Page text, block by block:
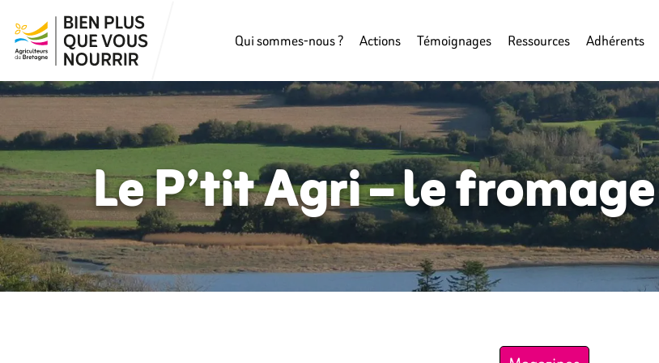
Qui sommes-nous ? Actions Témoignages Ressources Adhérents
Le P’tit Agri – le